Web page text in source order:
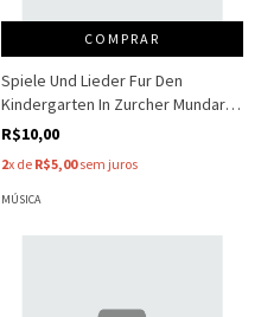
COMPRAR
Spiele Und Lieder Fur Den
Kindergarten In Zurcher Mundart -
Stadt Zurich
R$10,00
2x de R$5,00sem juros
MÚSICA